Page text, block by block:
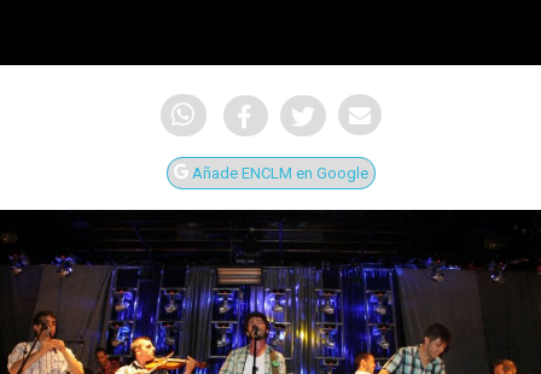
Añade ENCLM en Google